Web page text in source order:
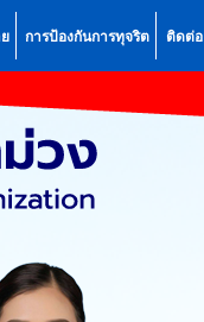
การป้องกันการทุจริต ติดต่อ